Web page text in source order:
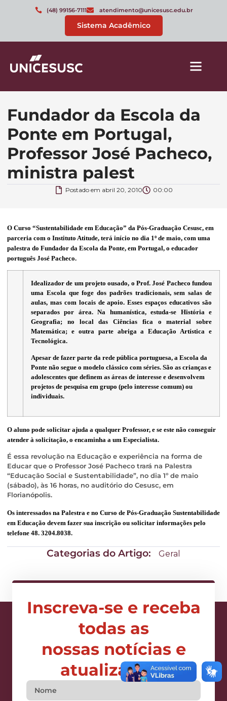
(48) 99156-7111 atendimento@unicesusc.edu.br
Sistema Acadêmico
Fundador da Escola da
Ponte em Portugal,
Professor José Pacheco,
ministra palest
Postado em abril 20, 2010 00:00
O Curso “Sustentabilidade em Educação” da Pós-Graduação Cesusc, em
parceria com o Instituto Atitude, terá início no dia 1º de maio, com uma
palestra do Fundador da Escola da Ponte, em Portugal, o educador
português José Pacheco.
Idealizador de um projeto ousado, o Prof. José Pacheco fundou
uma Escola que foge dos padrões tradicionais, sem salas de
aulas, mas com locais de apoio. Essesespaços educativos são
separados por área. Na humanística, estuda-se História e
Geografia; no local das Ciências fica o material sobre
Matemática; e outra parte abriga a Educação Artística e
Tecnológica.
Apesar de fazer parte da rede pública portuguesa, a Escola da
Ponte não segue o modelo clássico com séries. São as crianças e
adolescentes que definem as áreas de interesse e desenvolvem
projetos de pesquisa em grupo (pelo interesse comum) ou
individuais.
O aluno pode solicitar ajuda a qualquer Professor, e se este não conseguir
atender à solicitação, o encaminha a um Especialista.
É essa revolução na Educação e experiência na forma de
Educar que o Professor José Pacheco trará na Palestra
“Educação Social e Sustentabilidade”, no dia 1º de maio
(sábado), às 16 horas, no auditório do Cesusc, em
Florianópolis.
Os interessados na Palestra e no Curso de Pós-Graduação Sustentabilidade
em Educação devem fazer sua inscrição ou solicitar informações pelo
telefone 48. 3204.8038.
Categorias do Artigo: Geral
Inscreva-se e receba
todas as
nossas notícias e
atualizações